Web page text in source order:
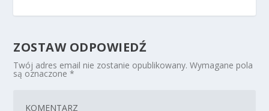
ZOSTAW ODPOWIEDŹ
Twój adres email nie zostanie opublikowany. Wymagane pola
są oznaczone*